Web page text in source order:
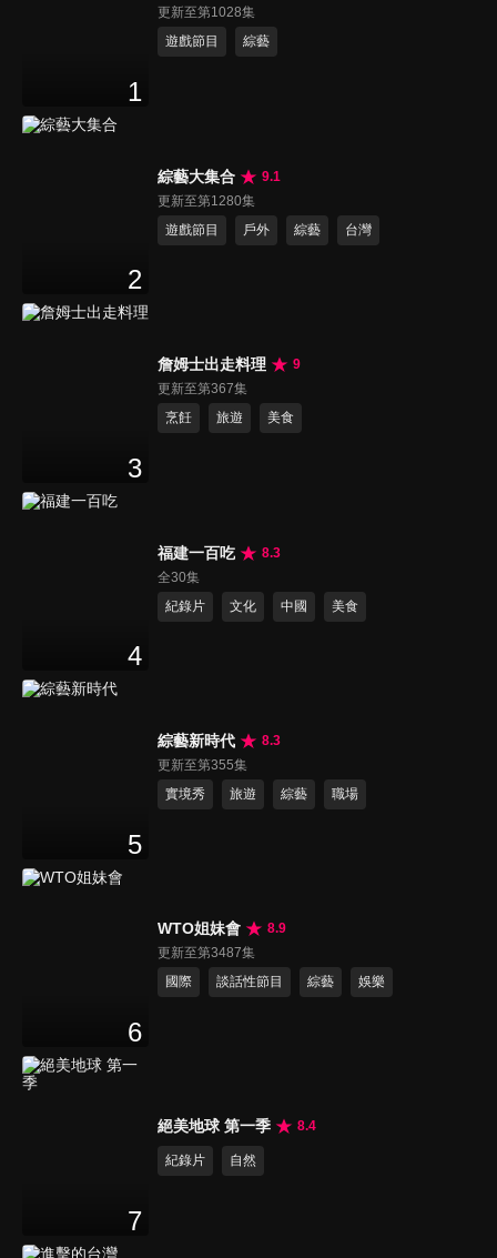
1
更新至第1028集
遊戲節目
綜藝
2
綜藝大集合
9.1
更新至第1280集
遊戲節目
戶外 綜藝 台灣
3
詹姆士出走料理
9
更新至第367集
烹飪
旅遊 美食
4
福建一百吃
8.3
全30集
紀錄片
文化 中國 美食
5
綜藝新時代
8.3
更新至第355集
實境秀
旅遊 綜藝 職場
6
WTO姐妹會
8.9
更新至第3487集
國際
談話性節目 綜藝 娛樂
7
絕美地球 第一季 8.4
紀錄片 自然